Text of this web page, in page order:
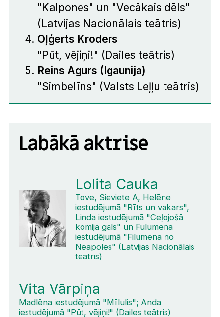
"Kalpones" un "Vecākais dēls"
(Latvijas Nacionālais teātris)
Oļģerts Kroders
"Pūt, vējiņi!" (Dailes teātris)
Reins Agurs (Igaunija)
"Simbelīns" (Valsts Leļļu teātris)
Labākā aktrise
Lolita Cauka
Tove, Sieviete A, Helēne
iestudējumā "Rīts un vakars",
Linda iestudējumā "Ceļojošā
komija gals" un Fulumena
iestudējumā "Filumena no
Neapoles" (Latvijas Nacionālais
teātris)
Vita Vārpiņa
Madlēna iestudējumā "Mīlulis"; Anda
iestudējumā "Pūt, vējiņi!" (Dailes teātris)